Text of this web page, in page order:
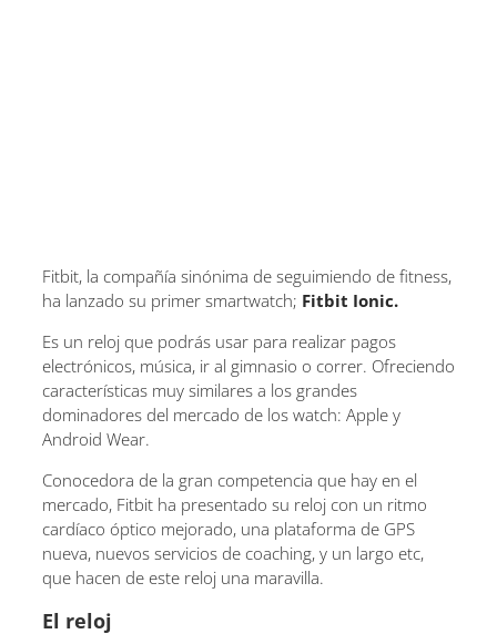
Fitbit, la compañía sinónima de seguimiendo de fitness,
ha lanzado su primer smartwatch; Fitbit Ionic.
Es un reloj que podrás usar para realizar pagos
electrónicos, música, ir al gimnasio o correr. Ofreciendo
características muy similares a los grandes
dominadores del mercado de los watch: Apple y
Android Wear.
Conocedora de la gran competencia que hay en el
mercado, Fitbit ha presentado su reloj con un ritmo
cardíaco óptico mejorado, una plataforma de GPS
nueva, nuevos servicios de coaching, y un largo etc,
que hacen de este reloj una maravilla.
El reloj